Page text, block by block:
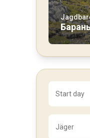
Start day
Jäger